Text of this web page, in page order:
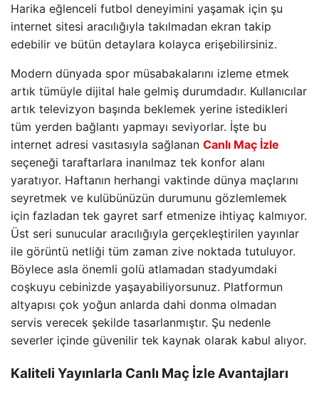
Harika eğlenceli futbol deneyimini yaşamak için şu
internet sitesi aracılığıyla takılmadan ekran takip
edebilir ve bütün detaylara kolayca erişebilirsiniz.
Modern dünyada spor müsabakalarını izleme etmek
artık tümüyle dijital hale gelmiş durumdadır. Kullanıcılar
artık televizyon başında beklemek yerine istedikleri
tüm yerden bağlantı yapmayı seviyorlar. İşte bu
internet adresi vasıtasıyla sağlanan Canlı Maç İzle
seçeneği taraftarlara inanılmaz tek konfor alanı
yaratıyor. Haftanın herhangi vaktinde dünya maçlarını
seyretmek ve kulübünüzün durumunu gözlemlemek
için fazladan tek gayret sarf etmenize ihtiyaç kalmıyor.
Üst seri sunucular aracılığıyla gerçekleştirilen yayınlar
ile görüntü netliği tüm zaman zive noktada tutuluyor.
Böylece asla önemli golü atlamadan stadyumdaki
coşkuyu cebinizde yaşayabiliyorsunuz. Platformun
altyapısı çok yoğun anlarda dahi donma olmadan
servis verecek şekilde tasarlanmıştır. Şu nedenle
severler içinde güvenilir tek kaynak olarak kabul alıyor.
Kaliteli Yayınlarla Canlı Maç İzleAvantajları